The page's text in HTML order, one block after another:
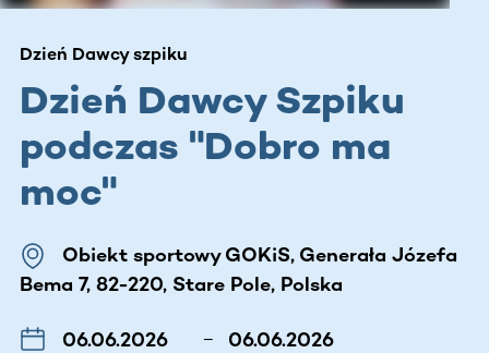
Dzień Dawcy szpiku
Dzień Dawcy Szpiku
podczas "Dobro ma
moc"
Obiekt sportowy GOKiS, Generała Józefa
Bema 7, 82-220, Stare Pole, Polska
06.06.2026 – 06.06.2026